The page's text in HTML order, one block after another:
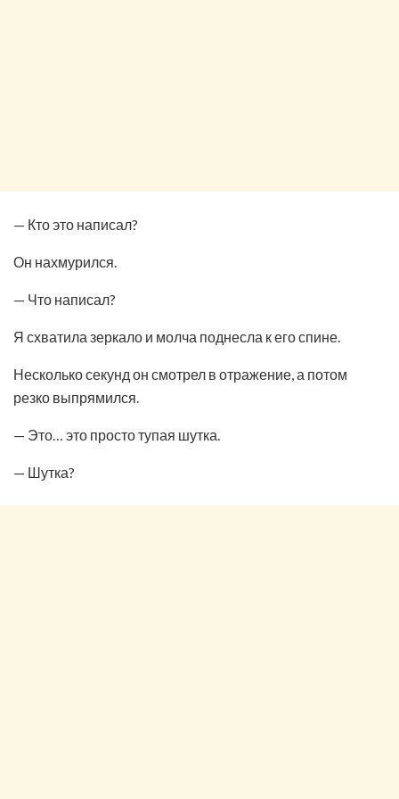
— Кто это написал?
Он нахмурился.
— Что написал?
Я схватила зеркало и молча поднесла к его спине.
Несколько секунд он смотрел в отражение, а потом
резко выпрямился.
— Это… это просто тупая шутка.
— Шутка?